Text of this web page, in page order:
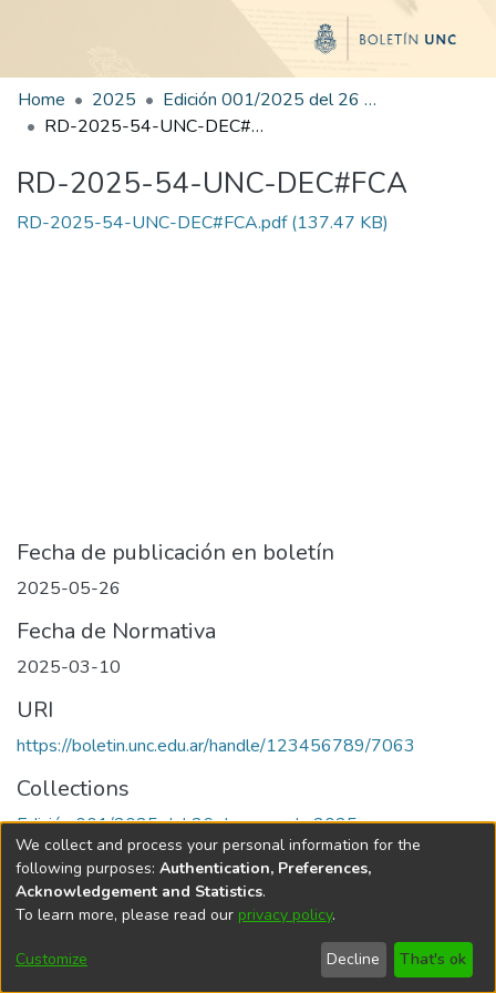
Home 2025
Edición 001/2025 del 26 de mayo de 2025
RD-2025-54-UNC-DEC#FCA
RD-2025-54-UNC-DEC#FCA
RD-2025-54-UNC-DEC#FCA.pdf(137.47 KB)
Fecha de publicación en boletín
2025-05-26
Fecha de Normativa
2025-03-10
URI
https://boletin.unc.edu.ar/handle/123456789/7063
Collections
Edición 001/2025 del 26 de mayo de 2025
Universidad Nacional de Córdoba
We collect and process your personal information for the
following purposes: Authentication, Preferences,
Acknowledgement and Statistics.
To learn more, please read our privacy policy.
Customize Decline That's ok